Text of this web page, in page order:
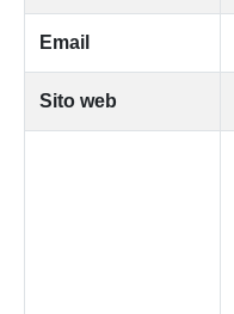
Email
Sito web